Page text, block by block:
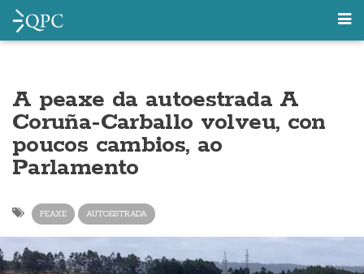
A peaxe da autoestrada A
Coruña-Carballo volveu, con
poucos cambios, ao
Parlamento
PEAXE AUTOESTRADA